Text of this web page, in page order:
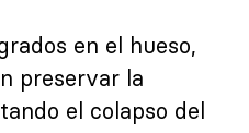
en el hueso,
preservar la
el colapso del